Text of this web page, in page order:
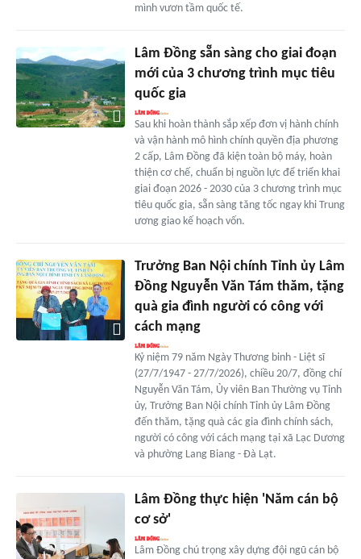
mình vươn tầm quốc tế.
Lâm Đồng sẵn sàng cho giai đoạn
mới của 3 chương trình mục tiêu
quốc gia
Sau khi hoàn thành sắp xếp đơn vị hành chính
và vận hành mô hình chính quyền địa phương
2 cấp, Lâm Đồng đã kiện toàn bộ máy, hoàn
thiện cơ chế, chuẩn bị nguồn lực để triển khai
giai đoạn 2026 - 2030 của 3 chương trình mục
tiêu quốc gia, sẵn sàng tăng tốc ngay khi Trung
ương giao kế hoạch vốn.
Trưởng Ban Nội chính Tỉnh ủy Lâm
Đồng Nguyễn Văn Tám thăm, tặng
quà gia đình người có công với
cách mạng
Kỷ niệm 79 năm Ngày Thương binh - Liệt sĩ
(27/7/1947 - 27/7/2026), chiều 20/7, đồng chí
Nguyễn Văn Tám, Ủy viên Ban Thường vụ Tỉnh
ủy, Trưởng Ban Nội chính Tỉnh ủy Lâm Đồng
đến thăm, tặng quà các gia đình chính sách,
người có công với cách mạng tại xã Lạc Dương
và phường Lang Biang - Đà Lạt.
Lâm Đồng thực hiện 'Năm cán bộ
cơ sở'
Lâm Đồng chú trọng xây dựng đội ngũ cán bộ